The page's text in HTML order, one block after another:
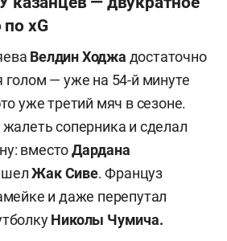
xG
ВелдинХоджа достаточно
голом — уже на 54-й минуте
уже третий мяч в сезоне.
соперника и сделал
вместоДардана
ЖакСиве. Француз
и даже перепутал
Николы Чумича.